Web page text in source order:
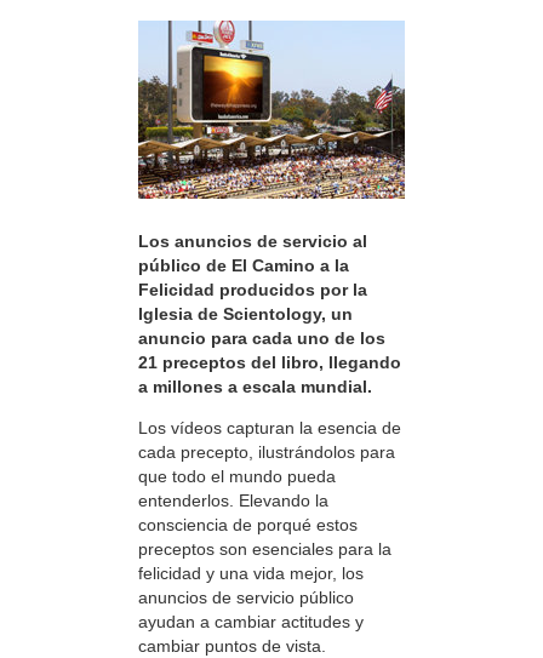
Los anuncios de servicio al
público de El Camino a la
Felicidad producidos por la
Iglesia de Scientology, un
anuncio para cada uno de los
21 preceptos del libro, llegando
a millones a escala mundial.
Los vídeos capturan la esencia de
cada precepto, ilustrándolos para
que todo el mundo pueda
entenderlos. Elevando la
consciencia de porqué estos
preceptos son esenciales para la
felicidad y una vida mejor, los
anuncios de servicio público
ayudan a cambiar actitudes y
cambiar puntos de vista.